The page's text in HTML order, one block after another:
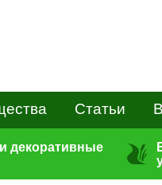
Статьи
декоративные